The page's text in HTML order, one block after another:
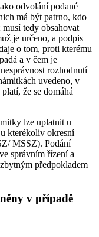
odvolání podané
má být patrno, kdo
tedy obsahovat
je určeno, a podpis
o tom, proti kterému
a v čem je
rozhodnutí
uvedeno, v
že se domáhá
lze uplatnit u
kterékoliv okresní
MSSZ). Podání
správním řízení a
předpokladem
v případě